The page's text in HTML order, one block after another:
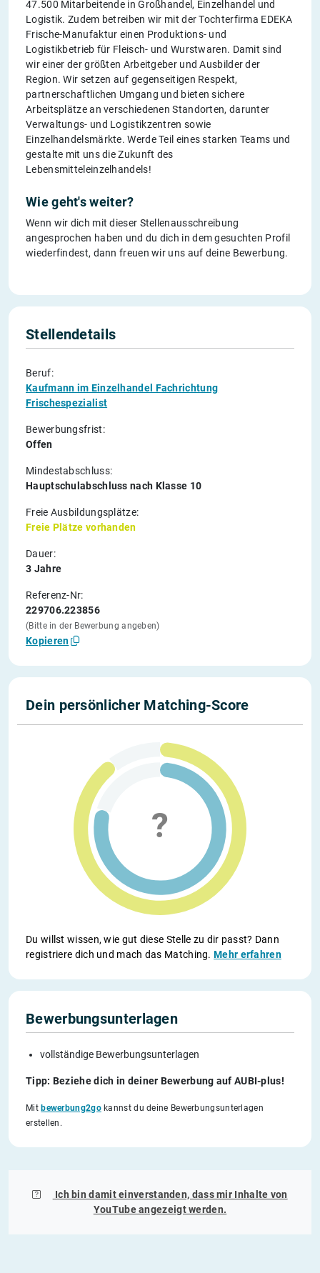
47.500 Mitarbeitende in Großhandel, Einzelhandel und
Logistik. Zudem betreiben wir mit der Tochterfirma EDEKA
Frische-Manufaktur einen Produktions- und
Logistikbetrieb für Fleisch- und Wurstwaren. Damit sind
wir einer der größten Arbeitgeber und Ausbilder der
Region. Wir setzen auf gegenseitigen Respekt,
partnerschaftlichen Umgang und bieten sichere
Arbeitsplätze an verschiedenen Standorten, darunter
Verwaltungs- und Logistikzentren sowie
Einzelhandelsmärkte. Werde Teil eines starken Teams und
gestalte mit uns die Zukunft des
Lebensmitteleinzelhandels!
Wie geht's weiter?
Wenn wir dich mit dieser Stellenausschreibung
angesprochen haben und du dich in dem gesuchten Profil
wiederfindest, dann freuen wir uns auf deine Bewerbung.
Stellendetails
Beruf:
Kaufmann im Einzelhandel Fachrichtung
Frischespezialist
Bewerbungsfrist:
Offen
Mindestabschluss:
Hauptschulabschluss nach Klasse 10
Freie Ausbildungsplätze:
Freie Plätze vorhanden
Dauer:
3 Jahre
Referenz-Nr:
229706.223856
(Bitte in der Bewerbung angeben)
Kopieren
Dein persönlicher Matching-Score
Du willst wissen, wie gut diese Stelle zu dir passt? Dann
registriere dich und mach das Matching.Mehr erfahren
Bewerbungsunterlagen
vollständige Bewerbungsunterlagen
Tipp: Beziehe dich in deiner Bewerbung auf AUBI-plus!
Mit bewerbung2gokannst du deine Bewerbungsunterlagen
erstellen.
Ich bin damit einverstanden, dass mir Inhalte von
YouTubeangezeigt werden.